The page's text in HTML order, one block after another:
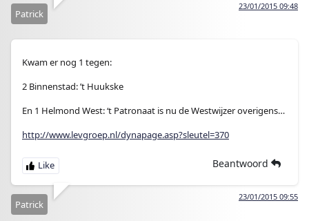
23/01/2015 09:48
Patrick
Kwam er nog 1 tegen:
2 Binnenstad: ’t Huukske
En 1 Helmond West: ‘t Patronaat is nu de Westwijzer overigens…
http://www.levgroep.nl/dynapage.asp?sleutel=370
Beantwoord
23/01/2015 09:55
Patrick